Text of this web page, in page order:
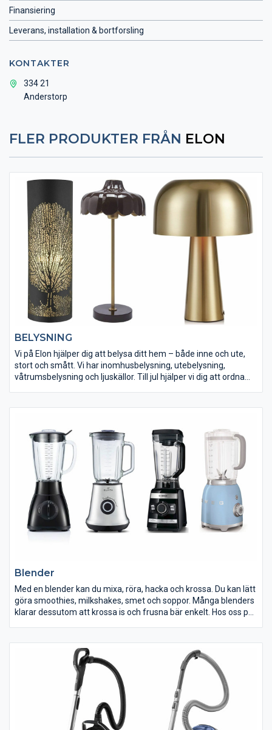
Finansiering
Leverans, installation & bortforsling
KONTAKTER
334 21
Anderstorp
FLER PRODUKTER FRÅN ELON
BELYSNING
Vi på Elon hjälper dig att belysa ditt hem – både inne och ute,
stort och smått. Vi har inomhusbelysning, utebelysning,
våtrumsbelysning och ljuskällor. Till jul hjälper vi dig att ordna
Blender
Med en blender kan du mixa, röra, hacka och krossa. Du kan lätt
göra smoothies, milkshakes, smet och soppor. Många blenders
klarar dessutom att krossa is och frusna bär enkelt. Hos oss på